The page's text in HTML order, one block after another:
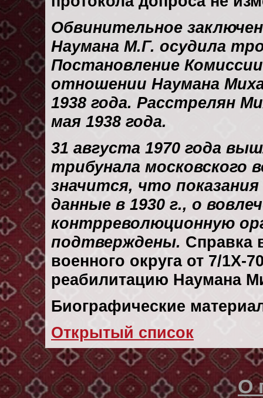
Обвинительное
Наумана М.Г. осудила
Постановление
отношении Наумана
1938 года. Расстрелян
мая 1938 года.
31 августа 1970 года
трибунала московского
значится, что
данные в 1930 г., о
контрреволюционную
подтверждены. Справка
военного округа от 7/1X-
реабилитацию Наумана
Биографические
Открытый список
О